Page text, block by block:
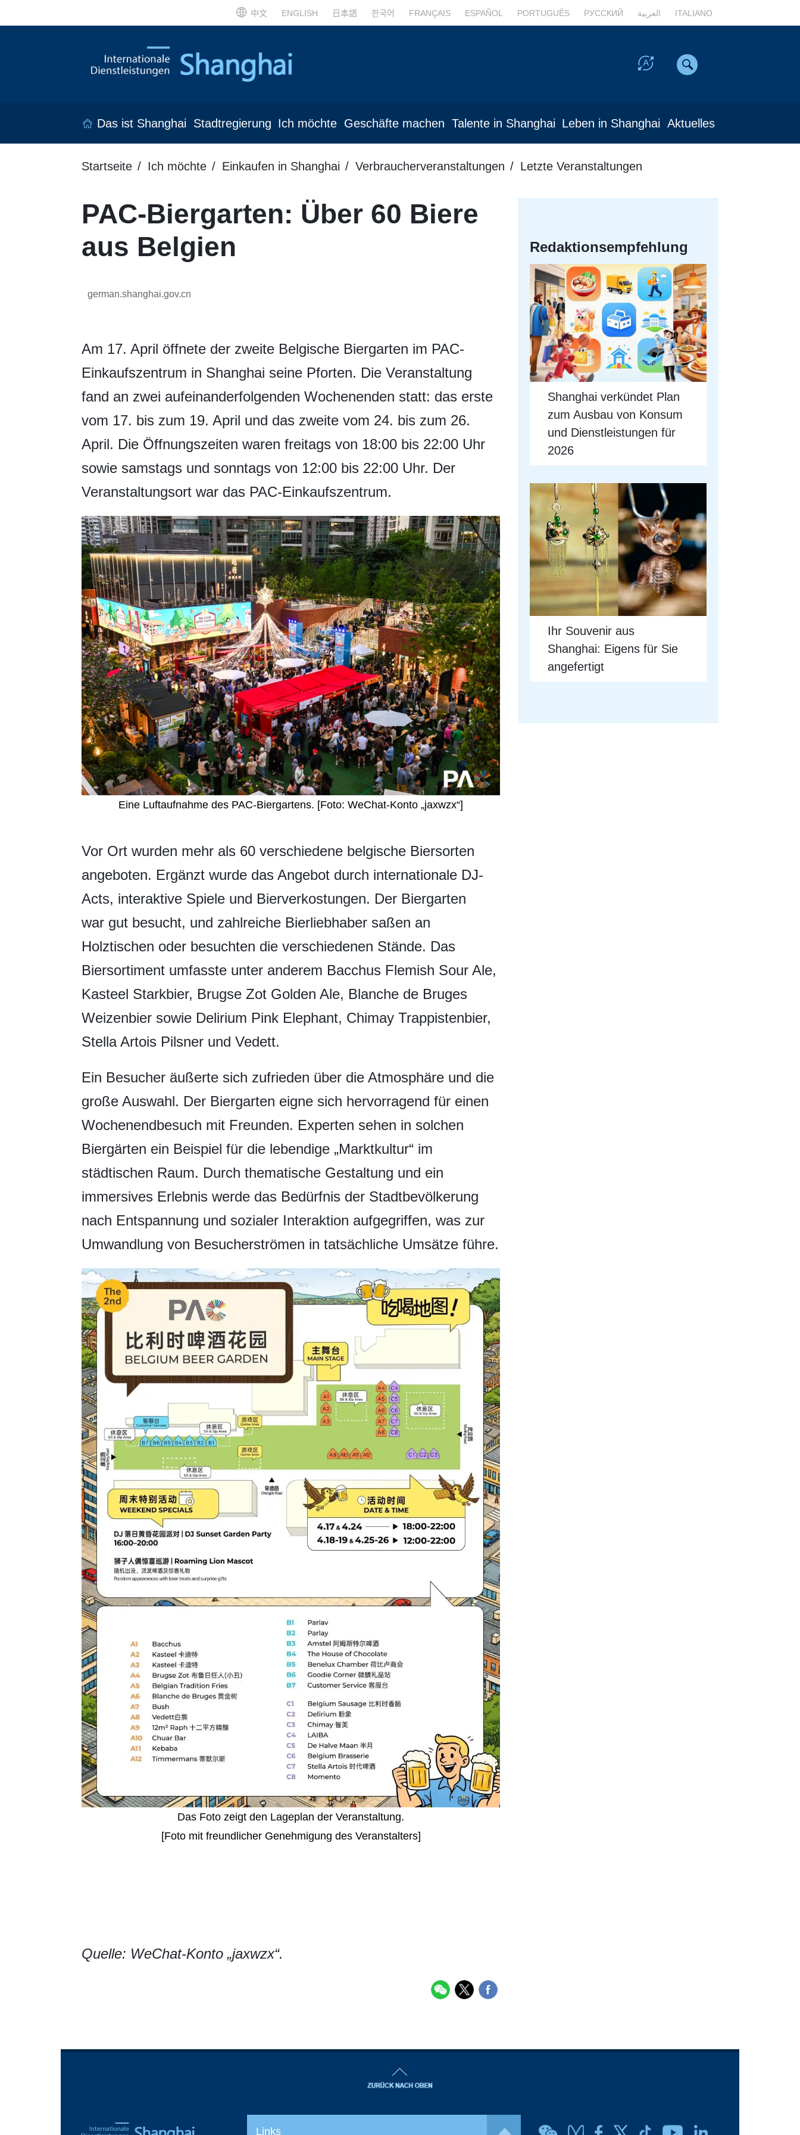
中文 ENGLISH 日本語 한국어 FRANÇAIS ESPAÑOL PORTUGUÊS РУССКИЙ العربية ITALIANO
Das ist Shanghai Stadtregierung Ich möchte Geschäfte machen Talente in Shanghai Leben in Shanghai Aktuelles
Startseite Ich möchte Einkaufen in Shanghai Verbraucherveranstaltungen Letzte Veranstaltungen
PAC-Biergarten: Über 60 Biere
aus Belgien
german.shanghai.gov.cn
Am 17. April öffnete der zweite Belgische Biergarten im PAC-
Einkaufszentrum in Shanghai seine Pforten. Die Veranstaltung
fand an zwei aufeinanderfolgenden Wochenenden statt: das erste
vom 17. bis zum 19. April und das zweite vom 24. bis zum 26.
April. Die Öffnungszeiten waren freitags von 18:00 bis 22:00 Uhr
sowie samstags und sonntags von 12:00 bis 22:00 Uhr. Der
Veranstaltungsort war das PAC-Einkaufszentrum.
Eine Luftaufnahme des PAC-Biergartens. [Foto: WeChat-Konto „jaxwzx“]
​Vor Ort wurden mehr als 60 verschiedene belgische Biersorten
angeboten. Ergänzt wurde das Angebot durch internationale DJ-
Acts, interaktive Spiele und Bierverkostungen. Der Biergarten
war gut besucht, und zahlreiche Bierliebhaber saßen an
Holztischen oder besuchten die verschiedenen Stände. Das
Biersortiment umfasste unter anderem Bacchus Flemish Sour Ale,
Kasteel Starkbier, Brugse Zot Golden Ale, Blanche de Bruges
Weizenbier sowie Delirium Pink Elephant, Chimay Trappistenbier,
Stella Artois Pilsner und Vedett.
Ein Besucher äußerte sich zufrieden über die Atmosphäre und die
große Auswahl. Der Biergarten eigne sich hervorragend für einen
Wochenendbesuch mit Freunden. Experten sehen in solchen
Biergärten ein Beispiel für die lebendige „Marktkultur“ im
städtischen Raum. Durch thematische Gestaltung und ein
immersives Erlebnis werde das Bedürfnis der Stadtbevölkerung
nach Entspannung und sozialer Interaktion aufgegriffen, was zur
Umwandlung von Besucherströmen in tatsächliche Umsätze führe.
Das Foto zeigt den Lageplan der Veranstaltung.
[Foto mit freundlicher Genehmigung des Veranstalters]
Quelle: WeChat-Konto „jaxwzx“.
Redaktionsempfehlung
Shanghai verkündet Plan
zum Ausbau von Konsum
und Dienstleistungen für
2026
Ihr Souvenir aus
Shanghai: Eigens für Sie
angefertigt
Links